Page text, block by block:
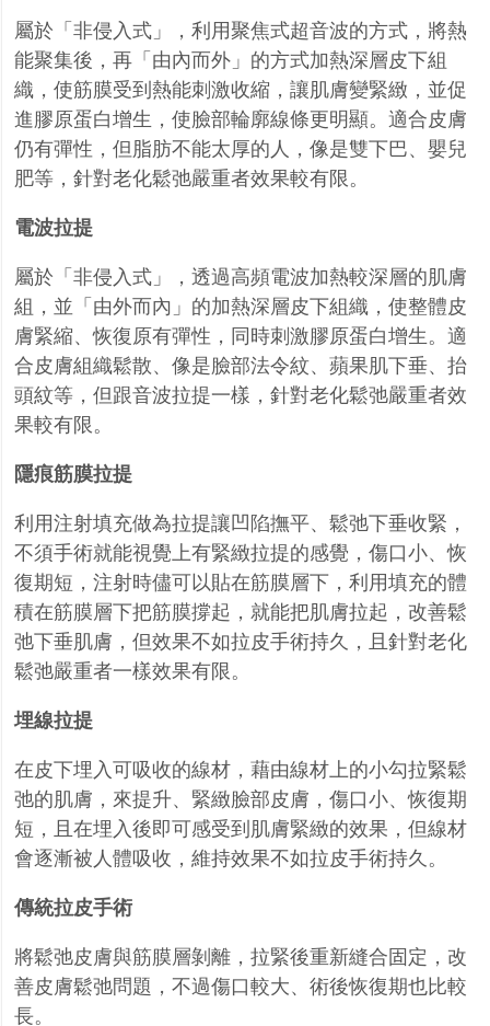
屬於「非侵入式」，利用聚焦式超音波的方式，將熱
能聚集後，再「由內而外」的方式加熱深層皮下組
織，使筋膜受到熱能刺激收縮，讓肌膚變緊緻，並促
進膠原蛋白增生，使臉部輪廓線條更明顯。適合皮膚
仍有彈性，但脂肪不能太厚的人，像是雙下巴、嬰兒
肥等，針對老化鬆弛嚴重者效果較有限。
電波拉提
屬於「非侵入式」，透過高頻電波加熱較深層的肌膚
組，並「由外而內」的加熱深層皮下組織，使整體皮
膚緊縮、恢復原有彈性，同時刺激膠原蛋白增生。適
合皮膚組織鬆散、像是臉部法令紋、蘋果肌下垂、抬
頭紋等，但跟音波拉提一樣，針對老化鬆弛嚴重者效
果較有限。
隱痕筋膜拉提
利用注射填充做為拉提讓凹陷撫平、鬆弛下垂收緊，
不須手術就能視覺上有緊緻拉提的感覺，傷口小、恢
復期短，注射時儘可以貼在筋膜層下，利用填充的體
積在筋膜層下把筋膜撐起，就能把肌膚拉起，改善鬆
弛下垂肌膚，但效果不如拉皮手術持久，且針對老化
鬆弛嚴重者一樣效果有限。
埋線拉提
在皮下埋入可吸收的線材，藉由線材上的小勾拉緊鬆
弛的肌膚，來提升、緊緻臉部皮膚，傷口小、恢復期
短，且在埋入後即可感受到肌膚緊緻的效果，但線材
會逐漸被人體吸收，維持效果不如拉皮手術持久。
傳統拉皮手術
將鬆弛皮膚與筋膜層剝離，拉緊後重新縫合固定，改
善皮膚鬆弛問題，不過傷口較大、術後恢復期也比較
長。